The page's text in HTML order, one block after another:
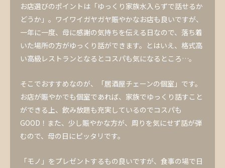
お店選びのポイントは「ゆっくり家族水入らずで話せるか
どうか」。ワイワイガヤガヤ賑やかなお店も良いですが、
一年に一度、母に感謝の気持ちを伝える日なので、落ち着
いた場所の方がゆっくり話ができます。とはいえ、格式高
い高級レストランとなるとコスパも気になるところ…。
そこでおすすめなのが、「居酒屋チェーンの個室」です。
お店が賑やかでも個室であれば、家族でゆっくり話すこと
ができる上、飲み放題も充実しているのでコスパも
GOOD！また、少し賑やかな方が、周りを気にせず話が弾
むので、母の日にピッタリです。
「モノ」をプレゼントするもの良いですが、食事の場で日